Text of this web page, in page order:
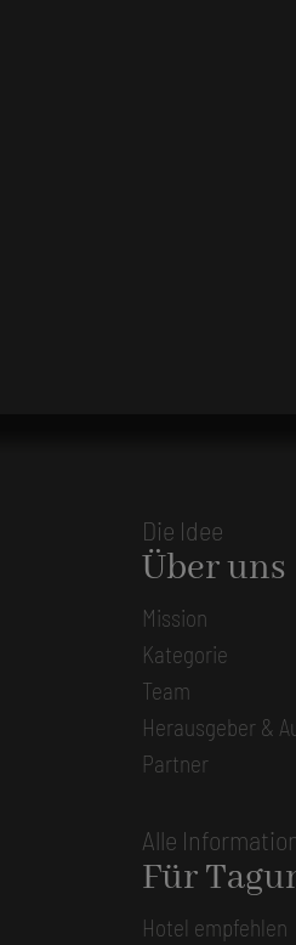
Die Idee
Über uns
Mission
Kategorie
Team
Herausgeber &
Partner
Alle
Für
Hotel empfehlen